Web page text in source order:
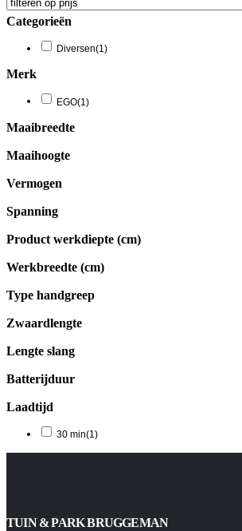
Categorieën
Diversen(1)
Merk
EGO(1)
Maaibreedte
Maaihoogte
Vermogen
Spanning
Product werkdiepte (cm)
Werkbreedte (cm)
Type handgreep
Zwaardlengte
Lengte slang
Batterijduur
Laadtijd
30 min(1)
TUIN & PARK BRUGGEMAN